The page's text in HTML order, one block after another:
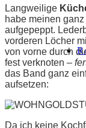
Langweilige
habe meinen
aufgepeppt.
vorderen Löcher
von vorne durch
fest verknoten –
das Band ganz
aufsetzen:
Da ich keine